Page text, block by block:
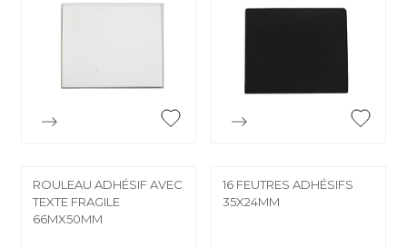
ROULEAU ADHÉSIF AVEC
TEXTE FRAGILE
66MX50MM
16 FEUTRES ADHÉSIFS
35X24MM